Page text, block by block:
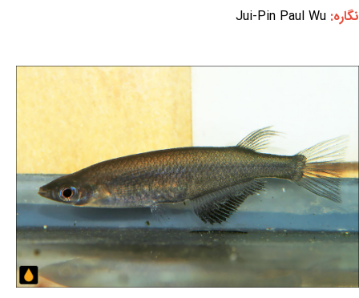
نگاره: Jui-Pin Paul Wu